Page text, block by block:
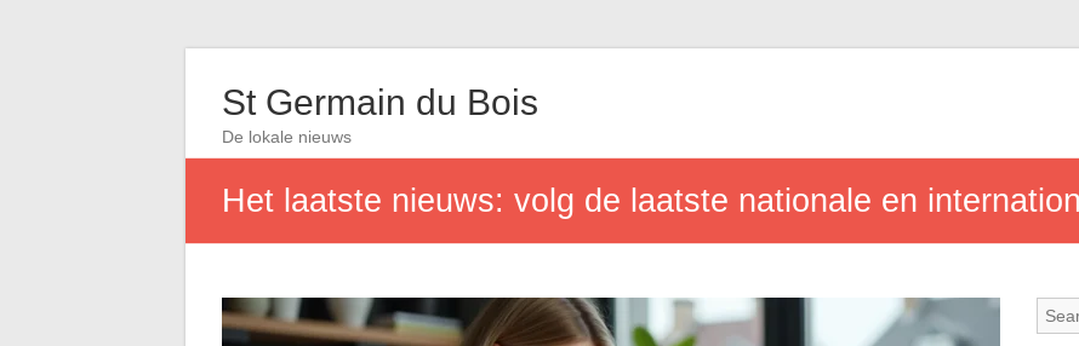
St Germain du Bois
De lokale nieuws
Het laatste nieuws: volg de laatste nationale en